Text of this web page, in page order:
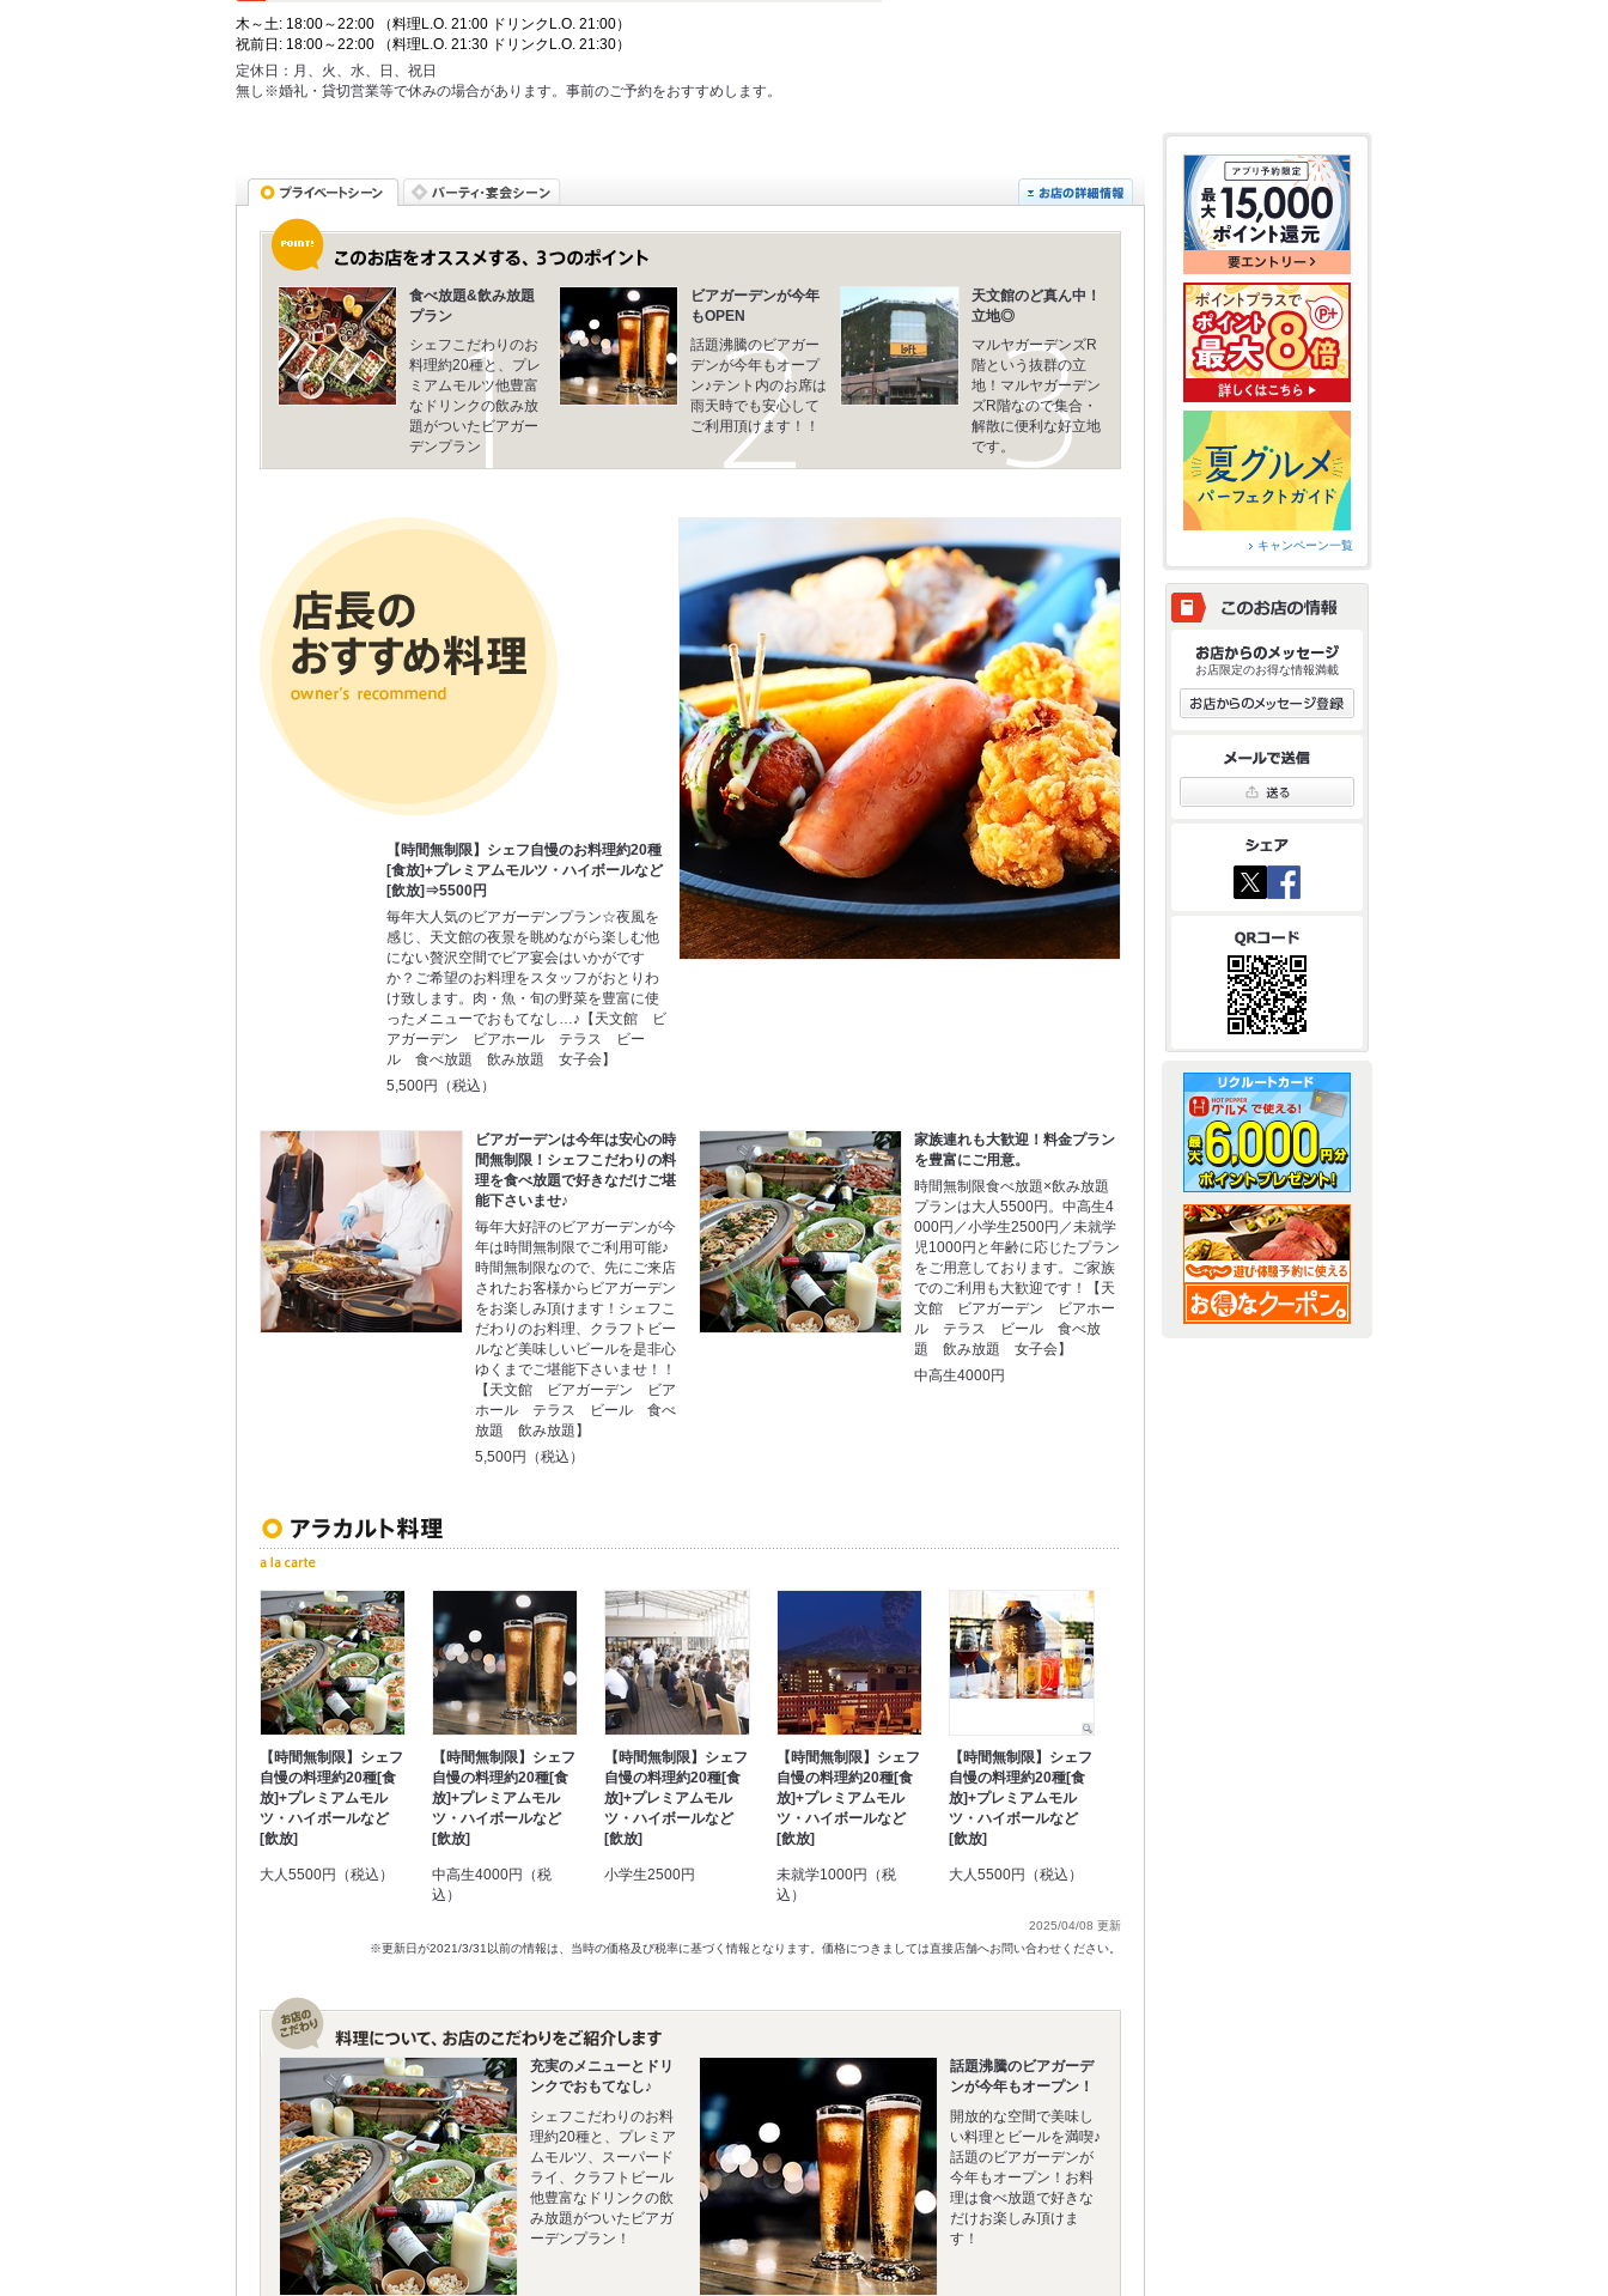
木～土: 18:00～22:00 （料理L.O. 21:00 ドリンクL.O. 21:00）
祝前日: 18:00～22:00 （料理L.O. 21:30 ドリンクL.O. 21:30）
定休日： 月、火、水、日、祝日
無し※婚礼・貸切営業等で休みの場合があります。事前のご予約をおすすめします。
食べ放題&飲み放題
プラン
シェフこだわりのお
料理約20種と、プレ
ミアムモルツ他豊富
なドリンクの飲み放
題がついたビアガー
デンプラン
ビアガーデンが今年
もOPEN
話題沸騰のビアガー
デンが今年もオープ
ン♪テント内のお席は
雨天時でも安心して
ご利用頂けます！！
天文館のど真ん中！
立地◎
マルヤガーデンズR
階という抜群の立
地！マルヤガーデン
ズR階なので集合・
解散に便利な好立地
です。
【時間無制限】シェフ自慢のお料理約20種
[食放]+プレミアムモルツ・ハイボールなど
[飲放]⇒5500円
毎年大人気のビアガーデンプラン☆夜風を
感じ、天文館の夜景を眺めながら楽しむ他
にない贅沢空間でビア宴会はいかがです
か？ご希望のお料理をスタッフがおとりわ
け致します。肉・魚・旬の野菜を豊富に使
ったメニューでおもてなし…♪【天文館 ビ
アガーデン ビアホール テラス ビー
ル 食べ放題 飲み放題 女子会】
5,500円（税込）
ビアガーデンは今年は安心の時
間無制限！シェフこだわりの料
理を食べ放題で好きなだけご堪
能下さいませ♪
毎年大好評のビアガーデンが今
年は時間無制限でご利用可能♪
時間無制限なので、先にご来店
されたお客様からビアガーデン
をお楽しみ頂けます！シェフこ
だわりのお料理、クラフトビー
ルなど美味しいビールを是非心
ゆくまでご堪能下さいませ！！
【天文館 ビアガーデン ビア
ホール テラス ビール 食べ
放題 飲み放題】
5,500円（税込）
家族連れも大歓迎！料金プラン
を豊富にご用意。
時間無制限食べ放題×飲み放題
プランは大人5500円。中高生4
000円／小学生2500円／未就学
児1000円と年齢に応じたプラン
をご用意しております。ご家族
でのご利用も大歓迎です！【天
文館 ビアガーデン ビアホー
ル テラス ビール 食べ放
題 飲み放題 女子会】
中高生4000円
【時間無制限】シェフ
自慢の料理約20種[食
放]+プレミアムモル
ツ・ハイボールなど
[飲放]
大人5500円（税込）
【時間無制限】シェフ
自慢の料理約20種[食
放]+プレミアムモル
ツ・ハイボールなど
[飲放]
中高生4000円（税
込）
【時間無制限】シェフ
自慢の料理約20種[食
放]+プレミアムモル
ツ・ハイボールなど
[飲放]
小学生2500円
【時間無制限】シェフ
自慢の料理約20種[食
放]+プレミアムモル
ツ・ハイボールなど
[飲放]
未就学1000円（税
込）
【時間無制限】シェフ
自慢の料理約20種[食
放]+プレミアムモル
ツ・ハイボールなど
[飲放]
大人5500円（税込）
2025/04/08 更新
※更新日が2021/3/31以前の情報は、当時の価格及び税率に基づく情報となります。価格につきましては直接店舗へお問い合わせください。
充実のメニューとドリ
ンクでおもてなし♪
シェフこだわりのお料
理約20種と、プレミア
ムモルツ、スーパード
ライ、クラフトビール
他豊富なドリンクの飲
み放題がついたビアガ
ーデンプラン！
話題沸騰のビアガーデ
ンが今年もオープン！
開放的な空間で美味し
い料理とビールを満喫♪
話題のビアガーデンが
今年もオープン！お料
理は食べ放題で好きな
だけお楽しみ頂けま
す！
キャンペーン一覧
お店限定のお得な情報満載